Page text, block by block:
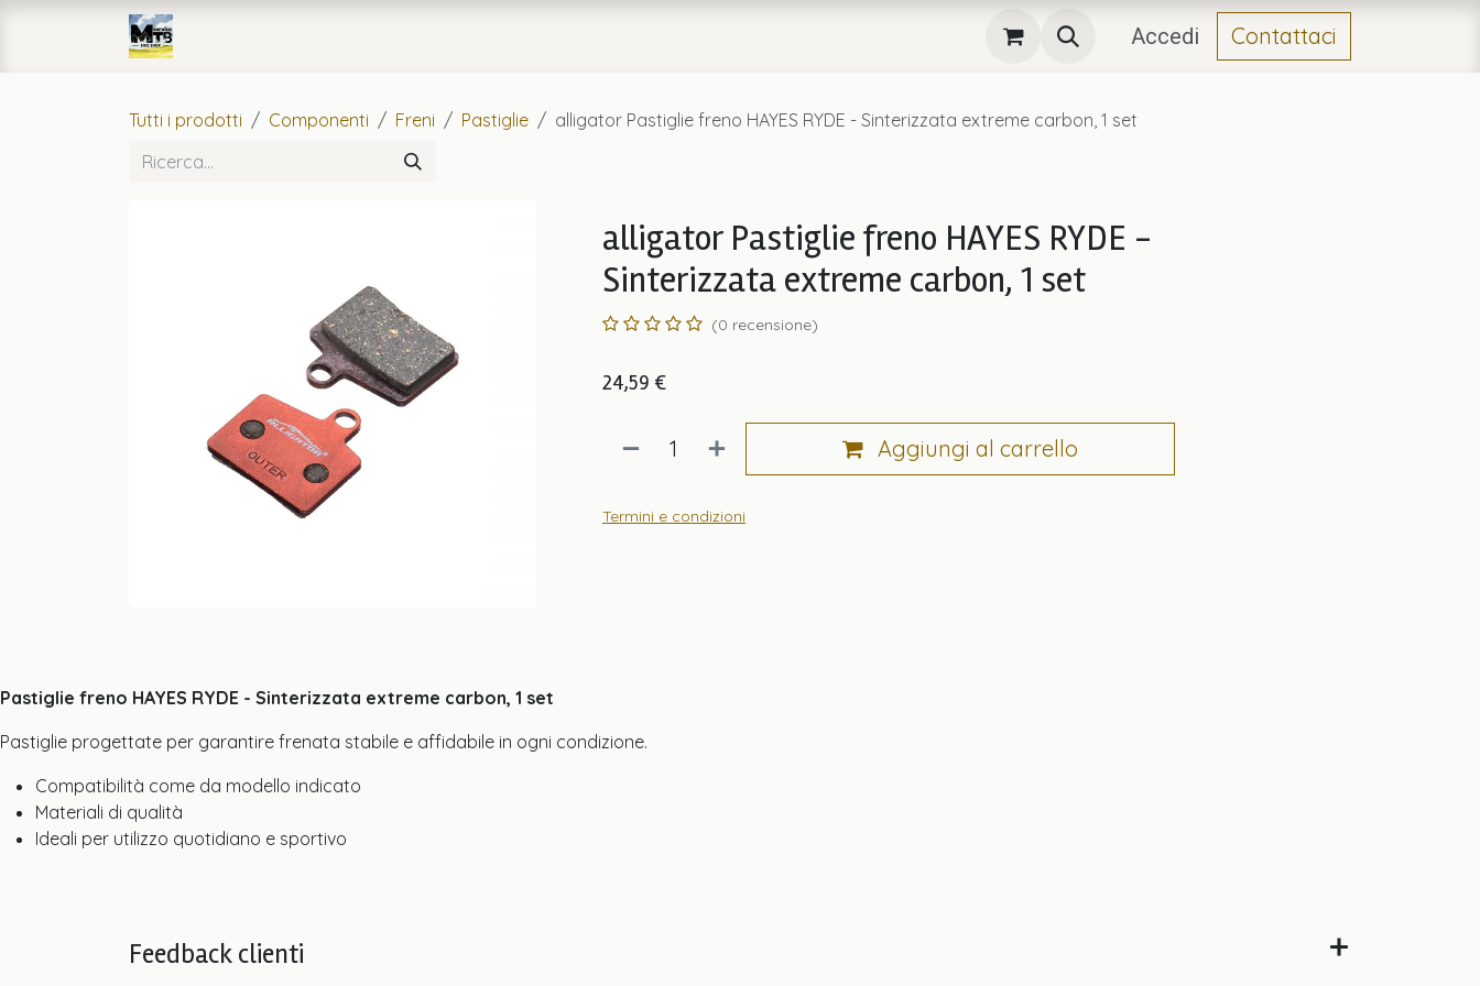
Passa al contenuto
Accedi Contattaci
Tutti i prodotti Componenti Freni Pastiglie alligator Pastiglie freno HAYES RYDE - Sinterizzata extreme carbon, 1 set
alligator Pastiglie freno HAYES RYDE -
Sinterizzata extreme carbon, 1 set
(0 recensione)
24,59 €
Aggiungi al carrello
Termini e condizioni
Pastiglie freno HAYES RYDE - Sinterizzata extreme carbon, 1 set
Pastiglie progettate per garantire frenata stabile e affidabile in ogni condizione.
Compatibilità come da modello indicato
Materiali di qualità
Ideali per utilizzo quotidiano e sportivo
Feedback clienti